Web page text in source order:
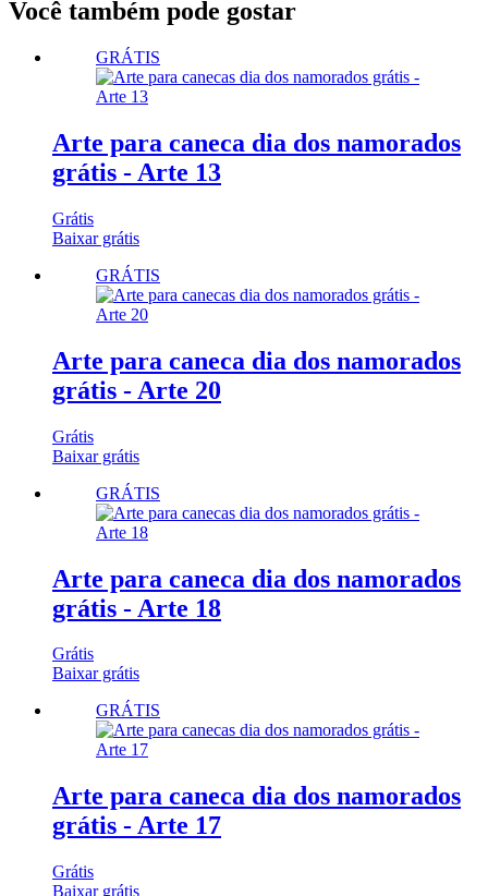
Você também pode gostar
GRÁTIS
Arte para caneca dia dos namorados
grátis - Arte 13
Grátis
Baixar grátis
GRÁTIS
Arte para caneca dia dos namorados
grátis - Arte 20
Grátis
Baixar grátis
GRÁTIS
Arte para caneca dia dos namorados
grátis - Arte 18
Grátis
Baixar grátis
GRÁTIS
Arte para caneca dia dos namorados
grátis - Arte 17
Grátis
Baixar grátis